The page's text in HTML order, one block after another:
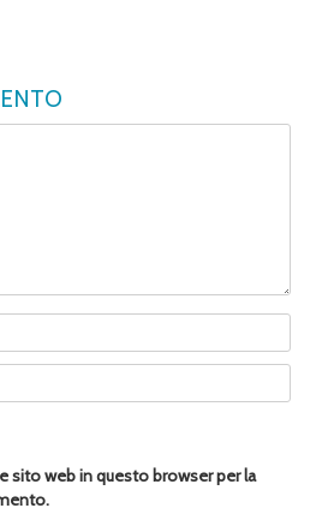
sito web in questo browser per la